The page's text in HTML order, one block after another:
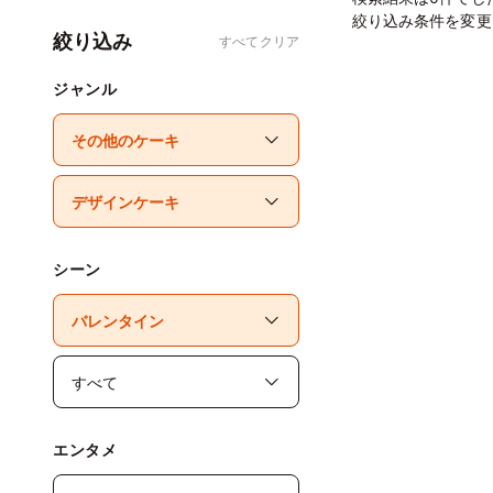
絞り込み すべてクリア
ジャンル
シーン
エンタメ
絞り込み条件を変